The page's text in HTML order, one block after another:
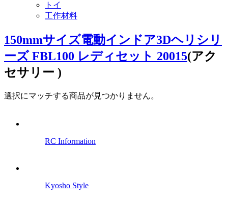
トイ
工作材料
150mmサイズ電動インドア3Dヘリシリ
ーズ FBL100 レディセット 20015(アク
セサリー )
選択にマッチする商品が見つかりません。
RC Information
Kyosho Style